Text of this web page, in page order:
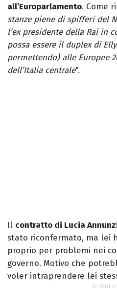
all’Europarlamento. Come
stanze piene di spifferi del
l’ex presidente della Rai in
possa essere il duplex di
permettendo) alle Europee
dell’Italia centrale".
Il contratto di Lucia
stato riconfermato, ma lei
proprio per problemi nei
governo. Motivo che
voler intraprendere lei